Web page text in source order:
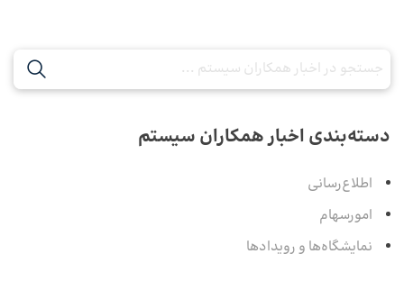
دسته‌بندی اخبار همکاران سیستم
اطلاع‌رسانی
امورسهام
نمایشگاه‌ها و رویدادها